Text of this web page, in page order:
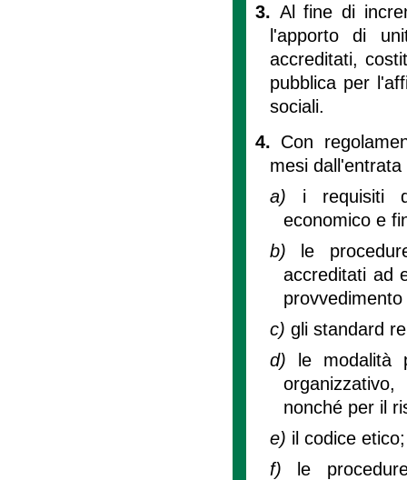
3. Al fine di
l'apporto di
accreditati,
pubblica per
sociali.
4. Con
mesi
a) i requisiti
economico e
b)
le
accreditati ad
c) gli standard
d)
le
nonché per il
e) il codice etico;
f)
le